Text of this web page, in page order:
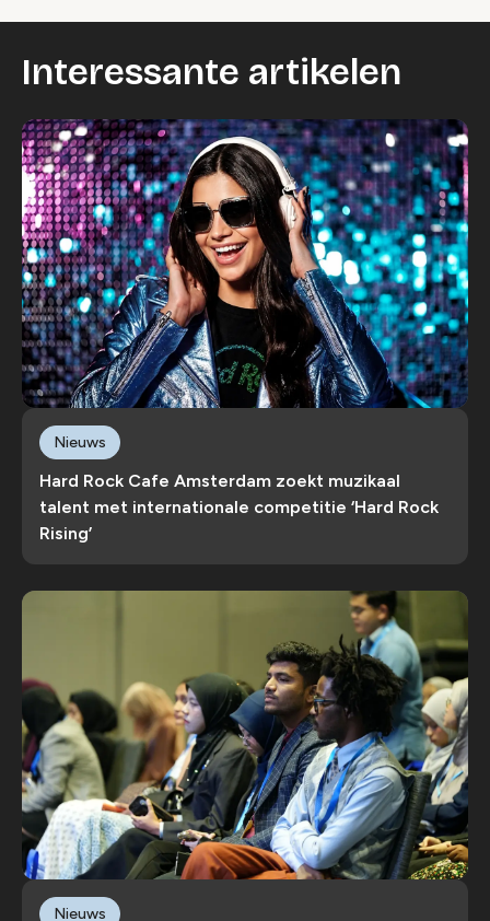
Interessante artikelen
Hard Rock Cafe Amsterdam zoekt muzikaal
talent met internationale competitie ‘Hard Rock
Rising’
Nieuws
Nieuws